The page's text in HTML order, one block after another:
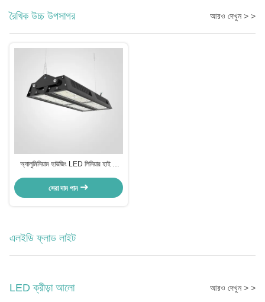
রৈখিক উচ্চ উপসাগর আরও দেখুন > >
অ্যালুমিনিয়াম হাউজিং LED লিনিয়ার হাই বে
সেরা দাম পান
এলইডি ফ্লাড লাইট
LED ক্রীড়া আলো আরও দেখুন > >